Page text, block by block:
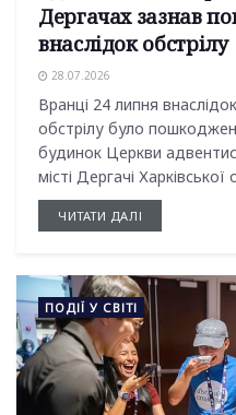
Дергачах зазнав
внаслідок обстрілу
28.07.2026
Вранці 24 липня
обстрілу було
будинок Церкви
місті Дергачі Харківської
ЧИТАТИ ДАЛІ
ПОДІЇ У СВІТІ